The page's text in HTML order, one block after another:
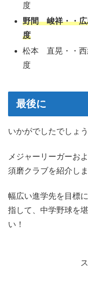
度
野間 峻祥・
度
松本 直晃・
度
最後に
いかがでしたでしょ
メジャーリーガーお
須磨クラブを紹介しま
幅広い進学先を目標
指して、中学野球を
い！